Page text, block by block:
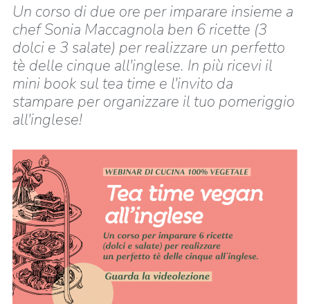
Un corso di due ore per imparare insieme a
chef Sonia Maccagnola ben 6 ricette (3
dolci e 3 salate) per realizzare un perfetto
tè delle cinque all'inglese. In più ricevi il
mini book sul tea time e l'invito da
stampare per organizzare il tuo pomeriggio
all'inglese!